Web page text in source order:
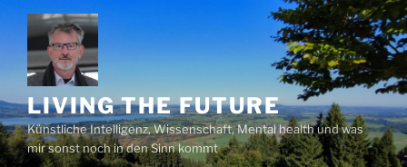
Zum
Inhalt
springen
LIVING THE FUTURE
Künstliche Intelligenz, Wissenschaft, Mental health und was
mir sonst noch in den Sinn kommt